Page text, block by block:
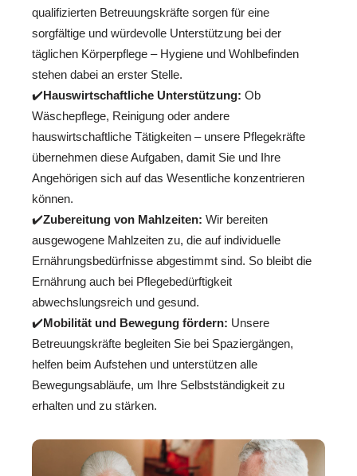
qualifizierten Betreuungskräfte sorgen für eine
sorgfältige und würdevolle Unterstützung bei der
täglichen Körperpflege – Hygiene und Wohlbefinden
stehen dabei an erster Stelle.
✔️Hauswirtschaftliche Unterstützung: Ob
Wäschepflege, Reinigung oder andere
hauswirtschaftliche Tätigkeiten – unsere Pflegekräfte
übernehmen diese Aufgaben, damit Sie und Ihre
Angehörigen sich auf das Wesentliche konzentrieren
können.
✔️Zubereitung von Mahlzeiten: Wir bereiten
ausgewogene Mahlzeiten zu, die auf individuelle
Ernährungsbedürfnisse abgestimmt sind. So bleibt die
Ernährung auch bei Pflegebedürftigkeit
abwechslungsreich und gesund.
✔️Mobilität und Bewegung fördern: Unsere
Betreuungskräfte begleiten Sie bei Spaziergängen,
helfen beim Aufstehen und unterstützen alle
Bewegungsabläufe, um Ihre Selbstständigkeit zu
erhalten und zu stärken.